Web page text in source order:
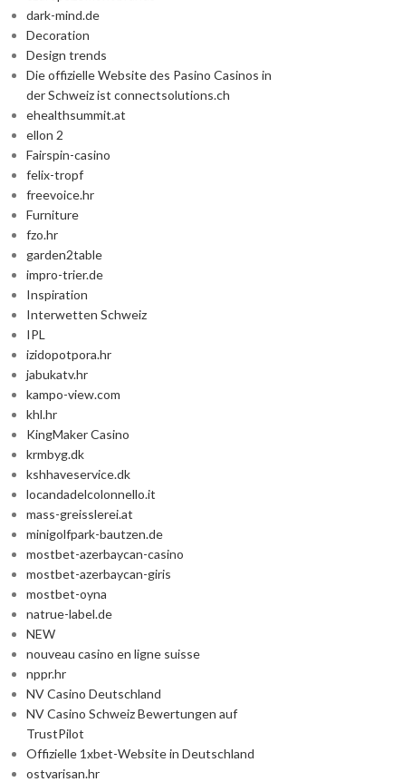
dark-mind.de
Decoration
Design trends
Die offizielle Website des Pasino Casinos in
der Schweiz ist connectsolutions.ch
ehealthsummit.at
ellon 2
Fairspin-casino
felix-tropf
freevoice.hr
Furniture
fzo.hr
garden2table
impro-trier.de
Inspiration
Interwetten Schweiz
IPL
izidopotpora.hr
jabukatv.hr
kampo-view.com
khl.hr
KingMaker Casino
krmbyg.dk
kshhaveservice.dk
locandadelcolonnello.it
mass-greisslerei.at
minigolfpark-bautzen.de
mostbet-azerbaycan-casino
mostbet-azerbaycan-giris
mostbet-oyna
natrue-label.de
NEW
nouveau casino en ligne suisse
nppr.hr
NV Casino Deutschland
NV Casino Schweiz Bewertungen auf
TrustPilot
Offizielle 1xbet-Website in Deutschland
ostvarisan.hr